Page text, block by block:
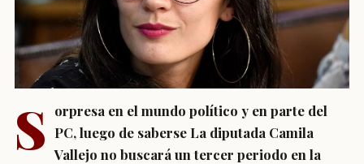
S orpresa en el mundo político y en parte del
PC, luego de saberse La diputada Camila
Vallejo no buscará un tercer periodo en la